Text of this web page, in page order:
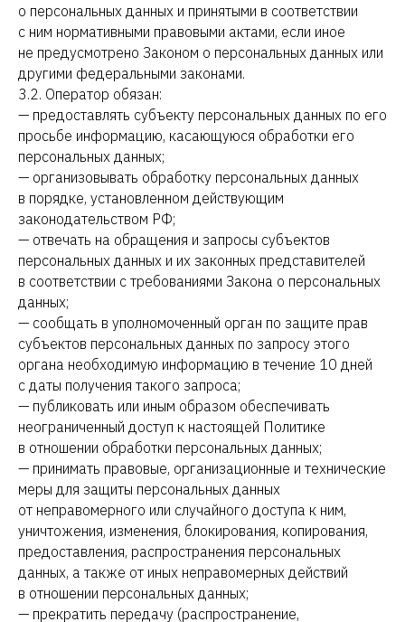
о персональных данных и принятыми в соответствии
с ним нормативными правовыми актами, если иное
не предусмотрено Законом о персональных данных или
другими федеральными законами.
3.2. Оператор обязан:
— предоставлять субъекту персональных данных по его
просьбе информацию, касающуюся обработки его
персональных данных;
— организовывать обработку персональных данных
в порядке, установленном действующим
законодательством РФ;
— отвечать на обращения и запросы субъектов
персональных данных и их законных представителей
в соответствии с требованиями Закона о персональных
данных;
— сообщать в уполномоченный орган по защите прав
субъектов персональных данных по запросу этого
органа необходимую информацию в течение 10 дней
с даты получения такого запроса;
— публиковать или иным образом обеспечивать
неограниченный доступ к настоящей Политике
в отношении обработки персональных данных;
— принимать правовые, организационные и технические
меры для защиты персональных данных
от неправомерного или случайного доступа к ним,
уничтожения, изменения, блокирования, копирования,
предоставления, распространения персональных
данных, а также от иных неправомерных действий
в отношении персональных данных;
— прекратить передачу (распространение,